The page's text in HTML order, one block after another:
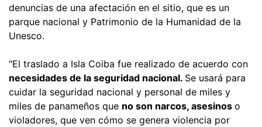
denuncias de una afectación en el sitio, que es un
parque nacional y Patrimonio de la Humanidad de la
Unesco.
"El traslado a Isla Coiba fue realizado de acuerdo con
necesidades de la seguridad nacional. Se usará para
cuidar la seguridad nacional y personal de miles y
miles de panameños que no son narcos, asesinos o
violadores, que ven cómo se genera violencia por